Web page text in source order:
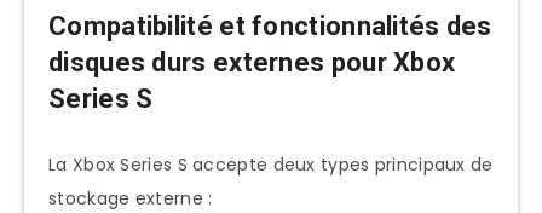
Compatibilité et fonctionnalités des
disques durs externes pour Xbox
Series S
La Xbox Series S accepte deux types principaux de
stockage externe :